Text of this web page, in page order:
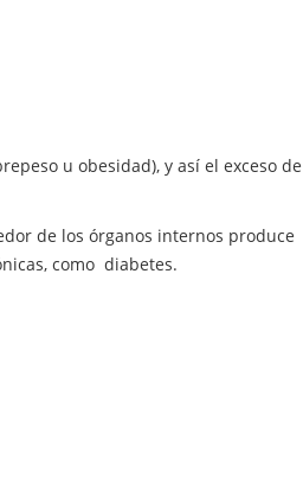
u obesidad), y así el exceso de
de los órganos internos produce
como diabetes.